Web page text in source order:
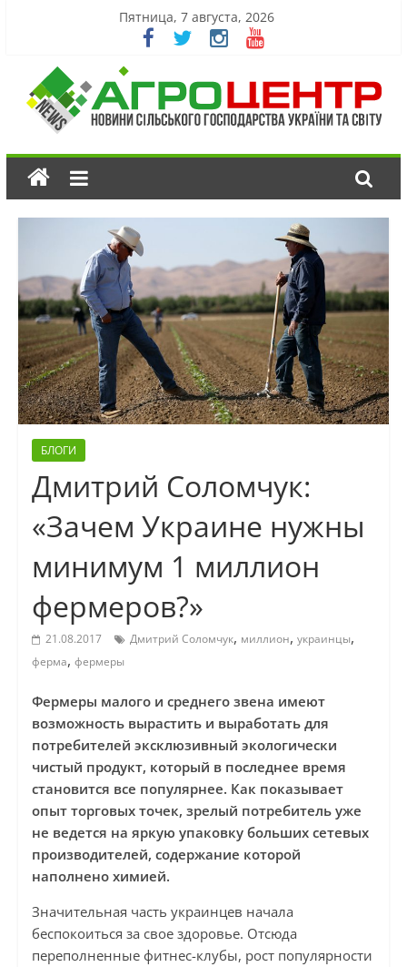
Пятница, 7 августа, 2026
БЛОГИ
Дмитрий Соломчук:
«Зачем Украине нужны
минимум 1 миллион
фермеров?»
21.08.2017 Дмитрий Соломчук, миллион, украинцы,
ферма, фермеры
Фермеры малого и среднего звена имеют
возможность вырастить и выработать для
потребителей эксклюзивный экологически
чистый продукт, который в последнее время
становится все популярнее. Как показывает
опыт торговых точек, зрелый потребитель уже
не ведется на яркую упаковку больших сетевых
производителей, содержание которой
наполнено химией.
Значительная часть украинцев начала
беспокоиться за свое здоровье. Отсюда
переполненные фитнес-клубы, рост популярности